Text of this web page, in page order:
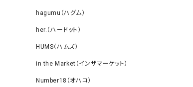
hagumu（ハグム）
her.（ハードット）
HUMS（ハムズ）
in the Market（インザマーケット）
Number18（オハコ）